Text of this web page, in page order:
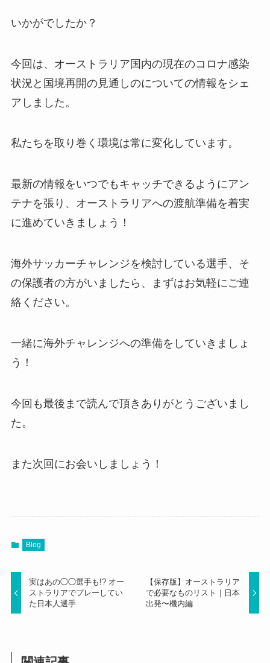
いかがでしたか？
今回は、オーストラリア国内の現在のコロナ感染
状況と国境再開の見通しのについての情報をシェ
アしました。
私たちを取り巻く環境は常に変化しています。
最新の情報をいつでもキャッチできるようにアン
テナを張り、オーストラリアへの渡航準備を着実
に進めていきましょう！
海外サッカーチャレンジを検討している選手、そ
の保護者の方がいましたら、まずはお気軽にご連
絡ください。
一緒に海外チャレンジへの準備をしていきましょ
う！
今回も最後まで読んで頂きありがとうございまし
た。
また次回にお会いしましょう！
Blog
実はあの◯◯選手も!? オー
ストラリアでプレーしてい
た日本人選手
【保存版】オーストラリア
で必要なものリスト｜日本
出発〜機内編